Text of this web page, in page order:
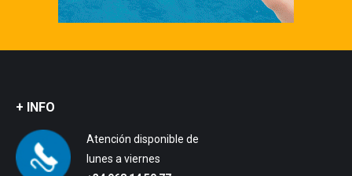
+ INFO
Atención disponible de
lunes a viernes